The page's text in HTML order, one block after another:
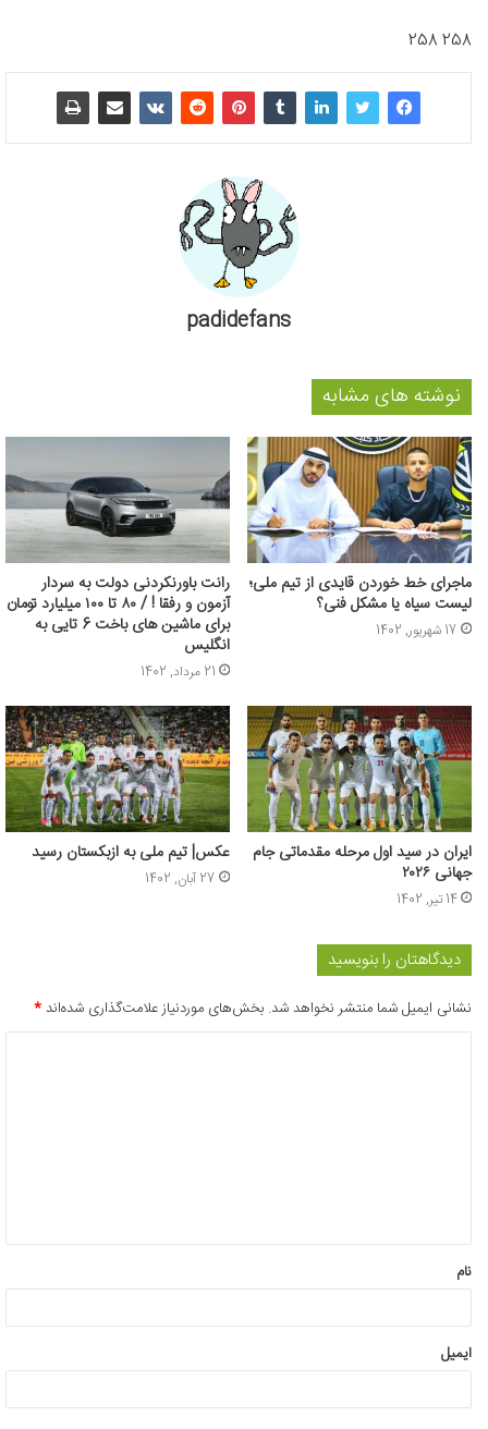
258 258
padidefans
نوشته های مشابه
ماجرای خط خوردن قایدی از تیم ملی؛
لیست سیاه یا مشکل فنی؟
17 شهریور, 1402
رانت باورنکردنی دولت به سردار
آزمون و رفقا ! / ۸۰ تا ۱۰۰ میلیارد تومان
برای ماشین های باخت 6 تایی به
انگلیس
21 مرداد, 1402
ایران در سید اول مرحله مقدماتی جام
جهانی ۲۰۲۶
14 تیر, 1402
عکس‌| تیم ملی به ازبکستان رسید
27 آبان, 1402
دیدگاهتان را بنویسید
نشانی ایمیل شما منتشر نخواهد شد. بخش‌های موردنیاز علامت‌گذاری شده‌اند*
*
نام
ایمیل